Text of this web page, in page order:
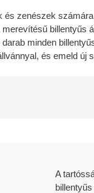
és zenészek
billentyűs
minden
és emeld új
A
bármilyen
megfelel a
szállítást,
mint 30 éves
1 éven belül
Az értékesítés
alábbi folyamatot.
kiértékeljük az